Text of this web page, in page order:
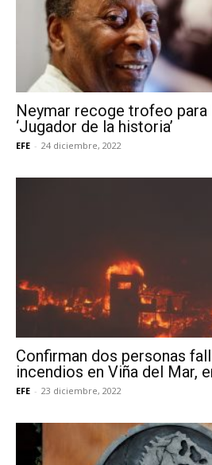
Neymar recoge trofeo
‘Jugador de la historia’
EFE - 24 diciembre, 2022
Confirman dos personas
incendios en Viña del Mar,
EFE - 23 diciembre, 2022